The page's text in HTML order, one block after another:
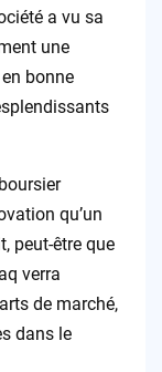
a vu sa
une
bonne
qu’un
peut-être que
verra
de marché,
dans le